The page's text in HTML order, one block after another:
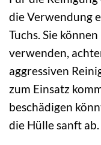
die Verwendung
Tuchs. Sie
verwenden,
aggressiven
zum Einsatz
beschädigen
die Hülle sanft ab.